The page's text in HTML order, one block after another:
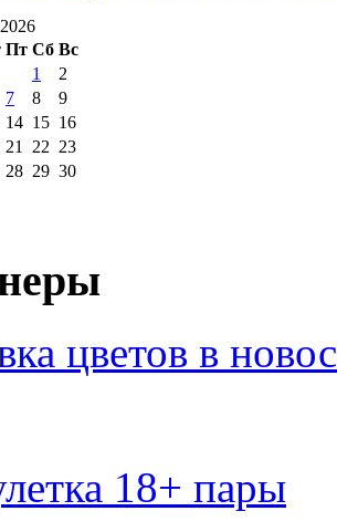
Пт Сб Вс
1
2
7 8
9
14 15 16
21 22 23
28 29 30
цветов в
18+ пары